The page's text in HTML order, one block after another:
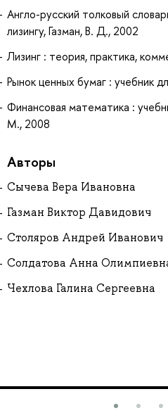
Англо-русский толковый
лизингу, Газман, В. Д., 2002
Лизинг : теория, практика,
Рынок ценных бумаг : учебник
Финансовая математика :
М., 2008
Авторы
Сычева Вера Ивановна
Газман Виктор Давидович
Столяров Андрей Иванович
Солдатова Анна
Чехлова Галина Сергеевна